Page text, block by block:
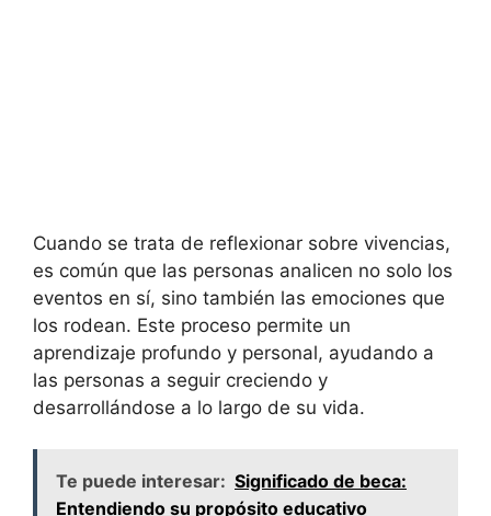
Cuando se trata de reflexionar sobre vivencias,
es común que las personas analicen no solo los
eventos en sí, sino también las emociones que
los rodean. Este proceso permite un
aprendizaje profundo y personal, ayudando a
las personas a seguir creciendo y
desarrollándose a lo largo de su vida.
Te puede interesar: Significado de beca:
Entendiendo su propósito educativo